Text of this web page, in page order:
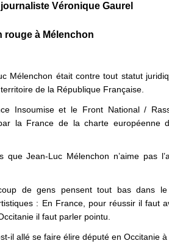
Véronique Gaurel
rouge à Mélenchon
Mélenchon était contre tout statut
de la République Française.
Insoumise et le Front National /
la France de la charte européenne
Jean-Luc Mélenchon n’aime pas
de gens pensent tout bas dans
: En France, pour réussir il faut
il faut parler pointu.
il allé se faire élire député en Occitanie